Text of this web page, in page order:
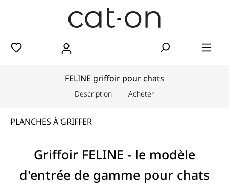
FELINE griffoir pour chats
Description Acheter
PLANCHES À GRIFFER
Griffoir FELINE - le modèle
d'entrée de gamme pour chats